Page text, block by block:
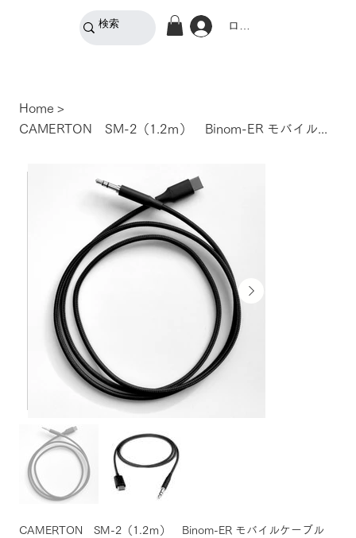
ログイン
Home >
CAMERTON SM-2（1.2ｍ） Binom-ER モバイルケーブル